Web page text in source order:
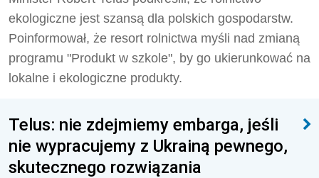
ekologiczne jest szansą dla polskich gospodarstw.
Poinformował, że resort rolnictwa myśli nad zmianą
programu "Produkt w szkole", by go ukierunkować na
lokalne i ekologiczne produkty.
Telus: nie zdejmiemy embarga, jeśli
nie wypracujemy z Ukrainą pewnego,
skutecznego rozwiązania